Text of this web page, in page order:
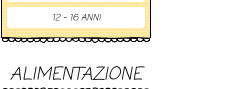
12 - 16 ANNI
ALIMENTAZIONE